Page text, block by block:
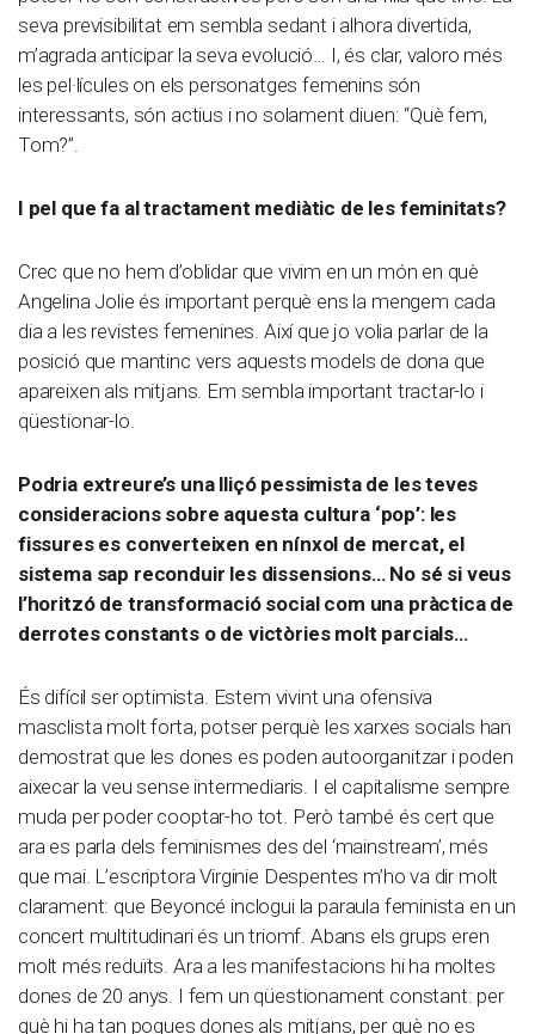
seva previsibilitat em sembla sedant i alhora divertida,
m’agrada anticipar la seva evolució… I, és clar, valoro més
les pel·lícules on els personatges femenins són
interessants, són actius i no solament diuen: “Què fem,
Tom?”.
I pel que fa al tractament mediàtic de les feminitats?
Crec que no hem d’oblidar que vivim en un món en què
Angelina Jolie és important perquè ens la mengem cada
dia a les revistes femenines. Així que jo volia parlar de la
posició que mantinc vers aquests models de dona que
apareixen als mitjans. Em sembla important tractar-lo i
qüestionar-lo.
Podria extreure’s una lliçó pessimista de les teves
consideracions sobre aquesta cultura ‘pop’: les
fissures es converteixen en nínxol de mercat, el
sistema sap reconduir les dissensions… No sé si veus
l’horitzó de transformació social com una pràctica de
derrotes constants o de victòries molt parcials…
És difícil ser optimista. Estem vivint una ofensiva
masclista molt forta, potser perquè les xarxes socials han
demostrat que les dones es poden autoorganitzar i poden
aixecar la veu sense intermediaris. I el capitalisme sempre
muda per poder cooptar-ho tot. Però també és cert que
ara es parla dels feminismes des del ‘mainstream’, més
que mai. L’escriptora Virginie Despentes m’ho va dir molt
clarament: que Beyoncé inclogui la paraula feminista en un
concert multitudinari és un triomf. Abans els grups eren
molt més reduïts. Ara a les manifestacions hi ha moltes
dones de 20 anys. I fem un qüestionament constant: per
què hi ha tan poques dones als mitjans, per què no es